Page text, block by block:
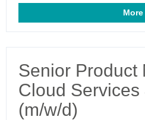
More
Senior Product
Cloud Services
(m/w/d)